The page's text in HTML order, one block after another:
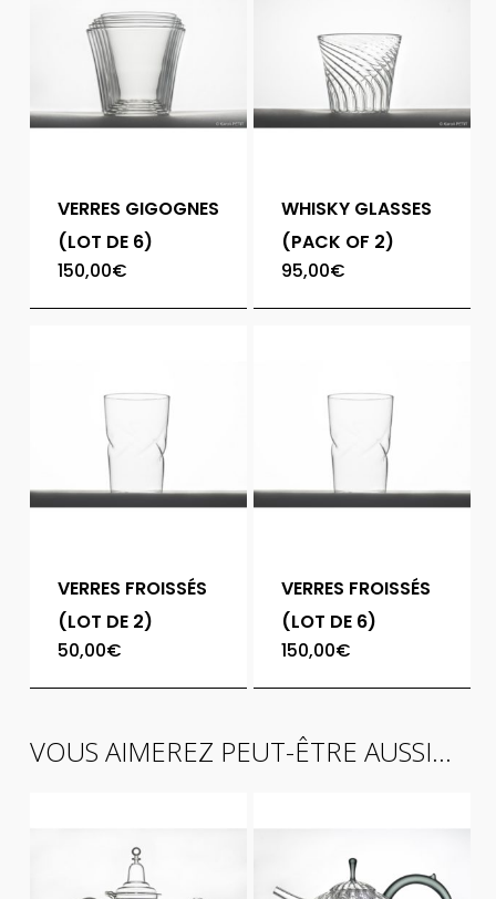
VERRES GIGOGNES
(LOT DE 6)
150,00€
WHISKY GLASSES
(PACK OF 2)
95,00€
VERRES FROISSÉS
(LOT DE 2)
50,00€
VERRES FROISSÉS
(LOT DE 6)
150,00€
VOUS AIMEREZ PEUT-ÊTRE AUSSI…